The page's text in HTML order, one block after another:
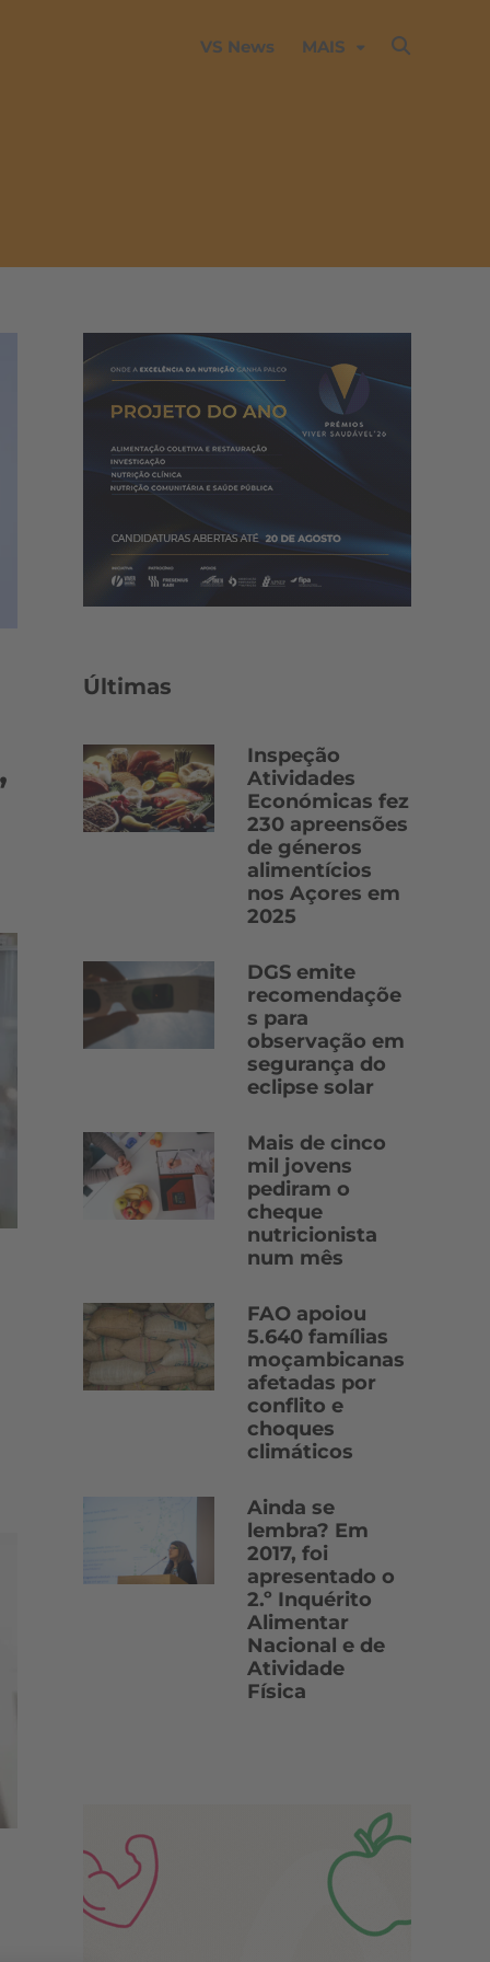
VS News MAIS
Últimas
Inspeção
Atividades
Económicas fez
230 apreensões
de géneros
alimentícios
nos Açores em
2025
DGS emite
recomendaçõe
s para
observação em
segurança do
eclipse solar
Mais de cinco
mil jovens
pediram o
cheque
nutricionista
num mês
FAO apoiou
5.640 famílias
moçambicanas
afetadas por
conflito e
choques
climáticos
Ainda se
lembra? Em
2017, foi
apresentado o
2.º Inquérito
Alimentar
Nacional e de
Atividade
Física